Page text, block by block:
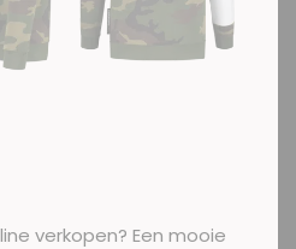
verkopen? Een mooie